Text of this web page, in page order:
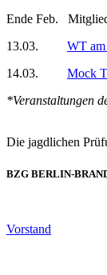
Ende Feb.
13.03. WT
14.03. Mock
*Veranstaltungen
Die jagdlichen
BZG BERLIN-
Vorstand